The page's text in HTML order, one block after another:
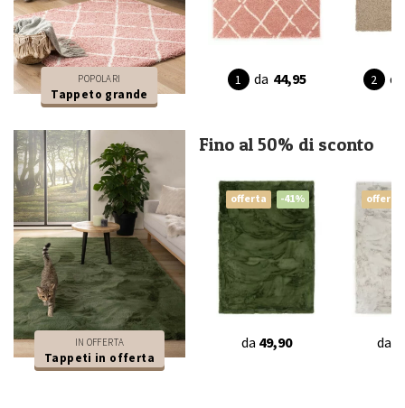
POPOLARI
Tappeto grande
da 44,95 da
IN OFFERTA
Tappeti in offerta
Fino al 50% di sconto
offerta -41%
da 49,90
offerta
da